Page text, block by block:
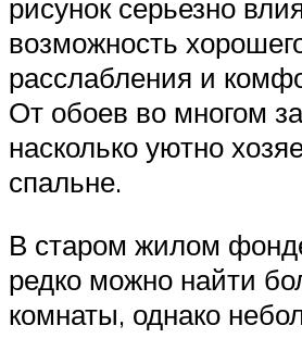
рисунок серьезно
возможность
расслабления и
От обоев во многом
насколько уютно
спальне.
В старом жилом
редко можно найти
комнаты, однако